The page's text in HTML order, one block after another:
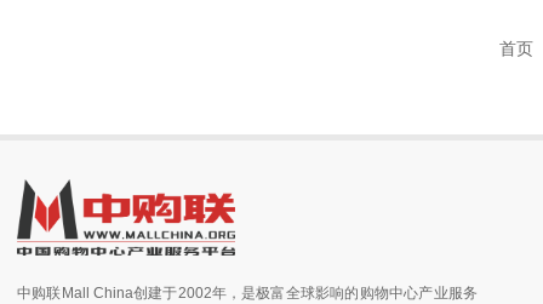
首页
中购联Mall China创建于2002年，是极富全球影响的购物中心产业服务